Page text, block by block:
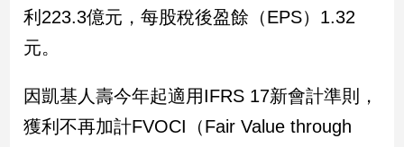
焦
點
品
點
調
利223.3億元，每股稅後盈餘（EPS）1.32
元。
因凱基人壽今年起適用IFRS 17新會計準則，
獲利不再加計FVOCI（Fair Value through